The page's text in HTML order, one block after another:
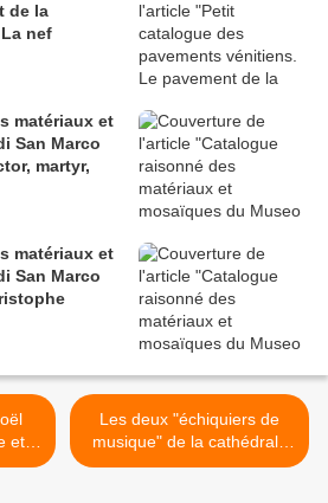
de la
nef
matériaux et
San Marco
martyr,
matériaux et
San Marco
et
Les deux "échiquiers de
musique" de la cathédrale
du Mans. >